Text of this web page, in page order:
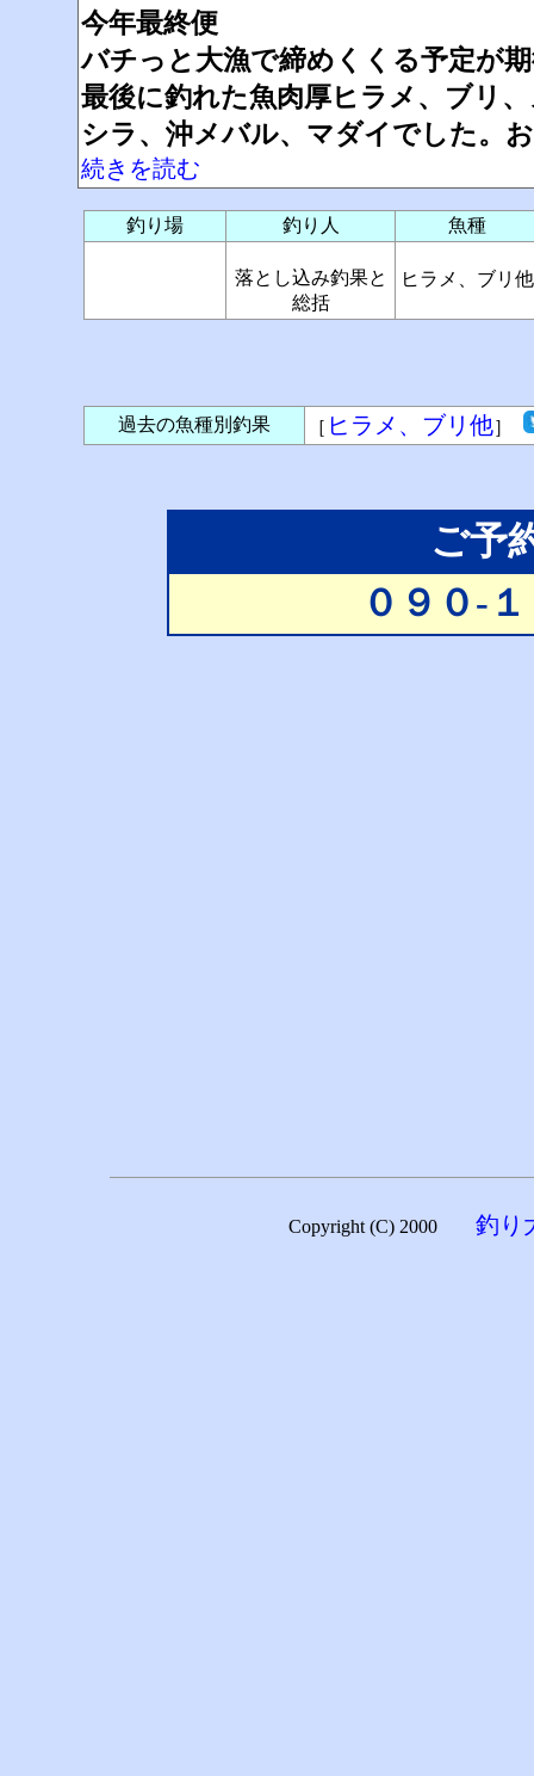
今年最終便
バチっと大漁で締めくくる予定が
最後に釣れた魚肉厚ヒラメ、ブリ
シラ、沖メバル、マダイでした。
続きを読む
釣り場 釣り人 魚種
落とし込み釣果と
総括
ヒラメ、ブリ他
過去の魚種別釣果 ［ ヒラメ、ブリ他］
ご予
０９０-
Copyright (C) 2000 釣り